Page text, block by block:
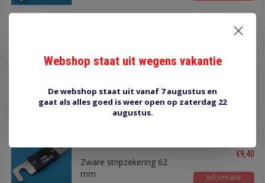
zekering
Zware stripzekering 62
zekering
Zware stripzekering 62
mm
€9,40
Informatie
Webshop staat uit wegens vakantie
De webshop staat uit vanaf 7 augustus en
gaat als alles goed is weer open op zaterdag 22
augustus.